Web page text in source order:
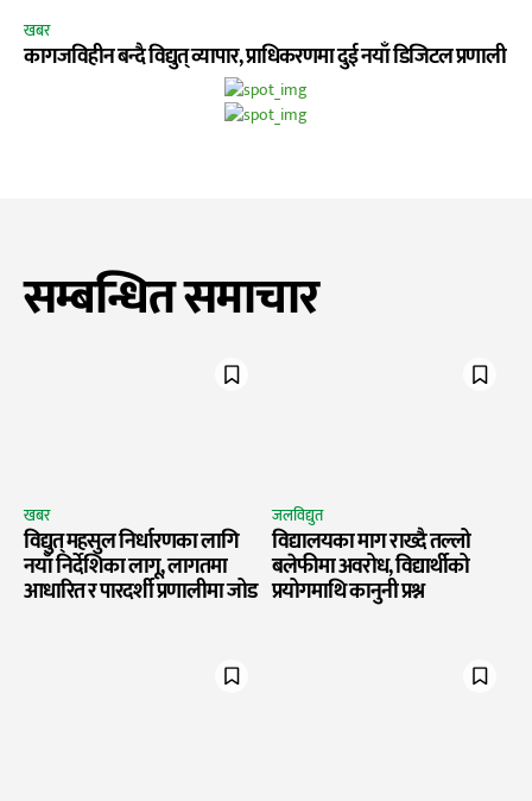
खबर
कागजविहीन बन्दै विद्युत् व्यापार, प्राधिकरणमा दुई नयाँ डिजिटल प्रणाली
सम्बन्धित समाचार
खबर
विद्युत् महसुल निर्धारणका लागि
नयाँ निर्देशिका लागू, लागतमा
आधारित र पारदर्शी प्रणालीमा जोड
जलविद्युत
विद्यालयका माग राख्दै तल्लो
बलेफीमा अवरोध, विद्यार्थीको
प्रयोगमाथि कानुनी प्रश्न